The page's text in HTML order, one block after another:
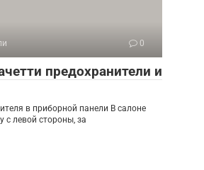
0
предохранители и
в приборной панели В салоне
с левой стороны, за